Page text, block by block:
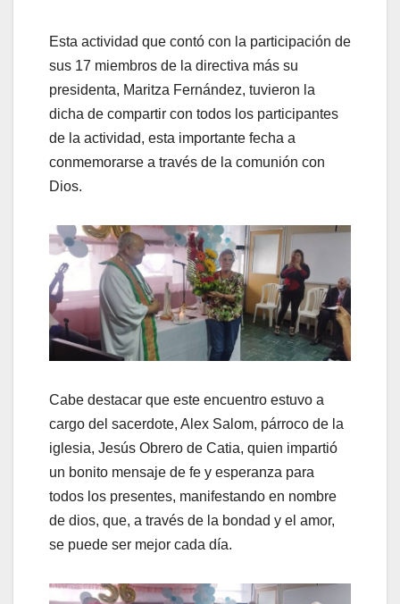
Esta actividad que contó con la participación de
sus 17 miembros de la directiva más su
presidenta, Maritza Fernández, tuvieron la
dicha de compartir con todos los participantes
de la actividad, esta importante fecha a
conmemorarse a través de la comunión con
Dios.
Cabe destacar que este encuentro estuvo a
cargo del sacerdote, Alex Salom, párroco de la
iglesia, Jesús Obrero de Catia, quien impartió
un bonito mensaje de fe y esperanza para
todos los presentes, manifestando en nombre
de dios, que, a través de la bondad y el amor,
se puede ser mejor cada día.